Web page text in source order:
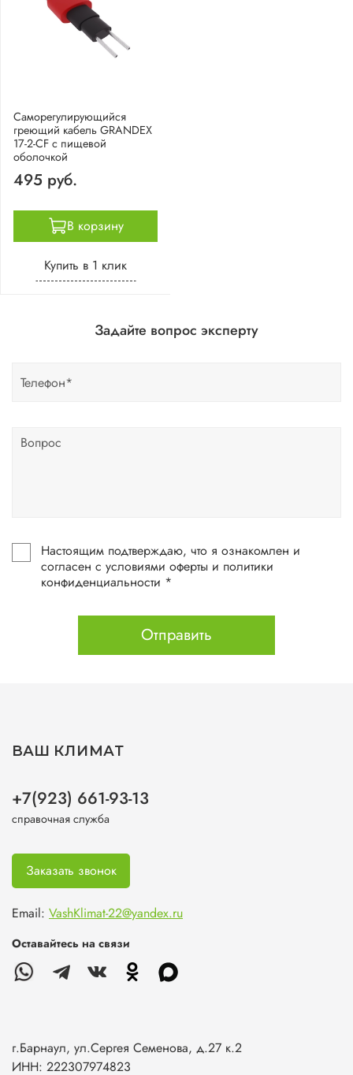
Саморегулирующийся
греющий кабель GRANDEX
17-2-CF с пищевой
оболочкой
495 руб.
В корзину
Купить в 1 клик
Задайте вопрос эксперту
Настоящим подтверждаю, что я ознакомлен и
согласен с условиями оферты и политики
конфиденциальности *
Отправить
ВАШ КЛИМАТ
+7(923) 661-93-13
справочная служба
Заказать звонок
Email: VashKlimat-22@yandex.ru
Оставайтесь на связи
г.Барнаул, ул.Сергея Семенова, д.27 к.2
ИНН: 222307974823